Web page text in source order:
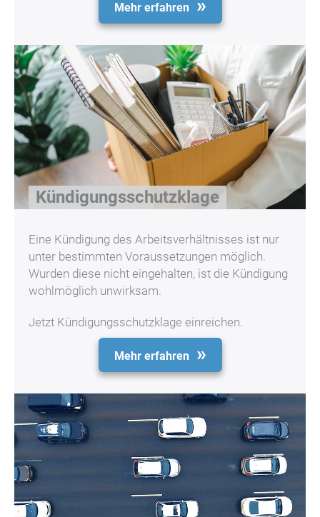
Mehr erfahren
Kündigungsschutzklage
Eine Kündigung des Arbeitsverhältnisses ist nur
unter bestimmten Voraussetzungen möglich.
Wurden diese nicht eingehalten, ist die Kündigung
wohlmöglich unwirksam.
Jetzt Kündigungsschutzklage einreichen.
Mehr erfahren